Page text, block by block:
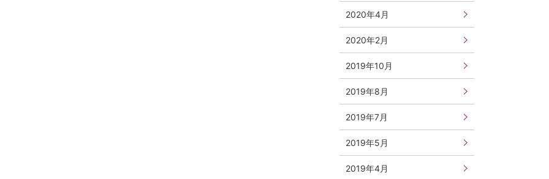
2020年4月
2020年2月
2019年10月
2019年8月
2019年7月
2019年5月
2019年4月